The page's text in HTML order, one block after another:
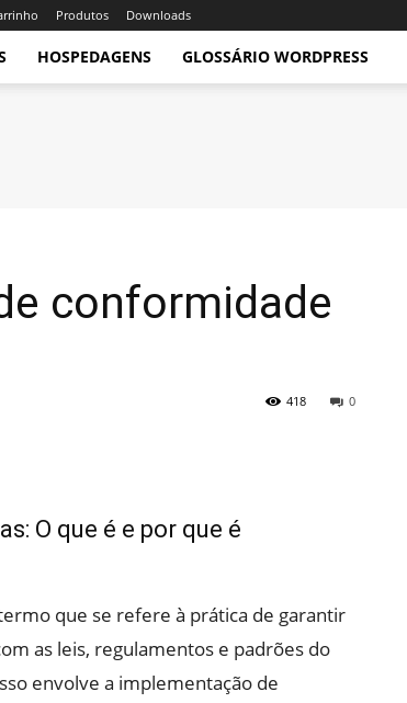
Produtos Downloads
HOSPEDAGENS GLOSSÁRIO WORDPRESS
conformidade
0
418
O que é e por que é
que se refere à prática de garantir
as leis, regulamentos e padrões do
envolve a implementação de